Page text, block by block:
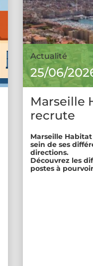
Actualité
25/06/
Marseille
recrute
Marseille
sein de ses
directions.
Découvrez les
postes à